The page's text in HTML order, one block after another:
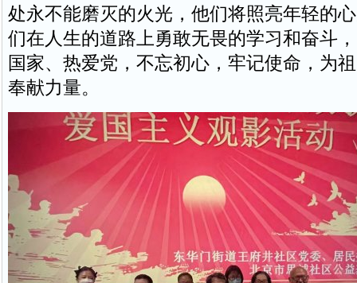
处永不能磨灭的火光，他们将照亮年轻的
们在人生的道路上勇敢无畏的学习和奋斗
国家、热爱党，不忘初心，牢记使命，为
奉献力量。